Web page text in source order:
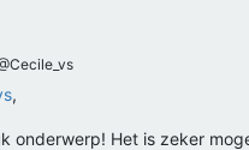
,
onderwerp! Het is zeker